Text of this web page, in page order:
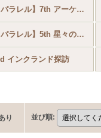
【パラレル】7th アーケイジアと魔法の島
【パラレル】5th 星々の輝き
インクランド探訪
り 並び順: